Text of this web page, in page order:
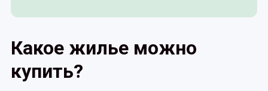
Какое жилье можно
купить?